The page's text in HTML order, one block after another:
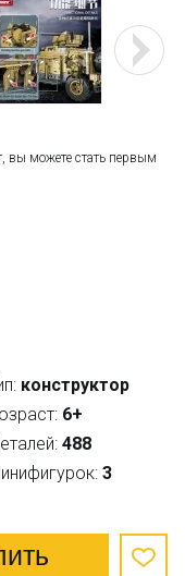
вы можете стать первым
конструктор
6+
488
3